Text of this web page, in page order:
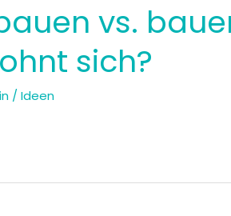
vs.
sich?
/Ideen